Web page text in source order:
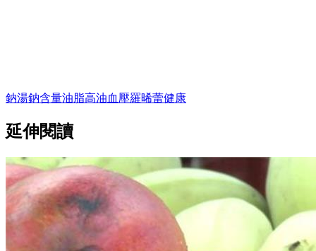
鈉湯鈉含量油脂高油血壓羅晞蕾健康
延伸閱讀